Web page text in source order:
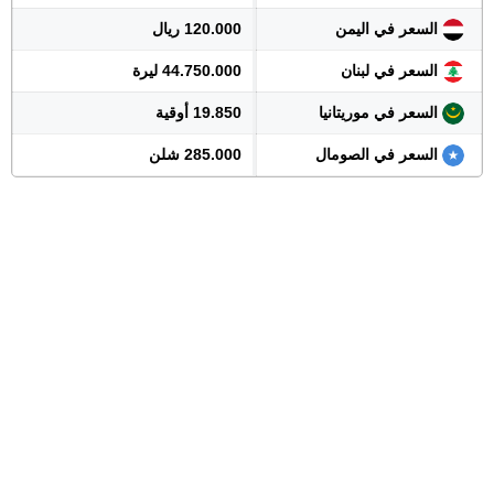
السعر في اليمن 120.000 ريال
السعر في لبنان 44.750.000 ليرة
السعر في موريتانيا 19.850 أوقية
السعر في الصومال 285.000 شلن